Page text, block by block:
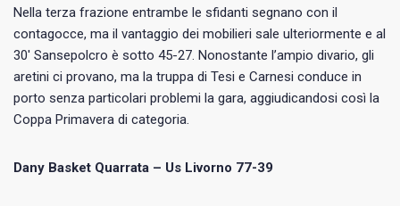
Nella terza frazione entrambe le sfidanti segnano con il
contagocce, ma il vantaggio dei mobilieri sale ulteriormente e al
30′ Sansepolcro è sotto 45-27. Nonostante l’ampio divario, gli
aretini ci provano, ma la truppa di Tesi e Carnesi conduce in
porto senza particolari problemi la gara, aggiudicandosi così la
Coppa Primavera di categoria.
Dany Basket Quarrata – Us Livorno 77-39